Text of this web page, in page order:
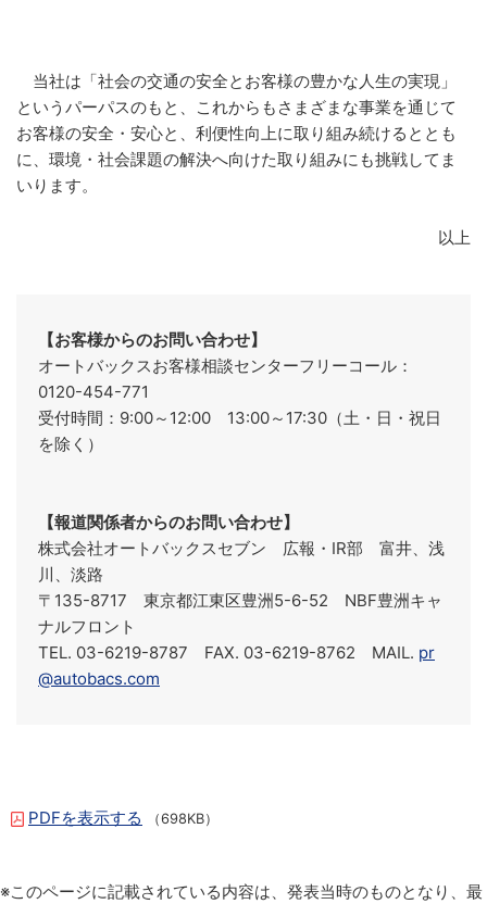
当社は「社会の交通の安全とお客様の豊かな人生の実現」
というパーパスのもと、これからもさまざまな事業を通じて
お客様の安全・安心と、利便性向上に取り組み続けるととも
に、環境・社会課題の解決へ向けた取り組みにも挑戦してま
いります。
以上
【お客様からのお問い合わせ】
オートバックスお客様相談センターフリーコール：
0120-454-771
受付時間：9:00～12:00 13:00～17:30（土・日・祝日
を除く）
【報道関係者からのお問い合わせ】
株式会社オートバックスセブン 広報・IR部 富井、浅
川、淡路
〒135-8717 東京都江東区豊洲5-6-52 NBF豊洲キャ
ナルフロント
TEL. 03-6219-8787 FAX. 03-6219-8762 MAIL. pr
@autobacs.com
PDFを表示する （698KB）
※このページに記載されている内容は、発表当時のものとなり、最